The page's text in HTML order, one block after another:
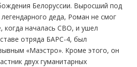
Белоруссии. Выросший под
деда, Роман не смог
когда началась СВО, и ушел
отряда БАРС-4, был
«Маэстро». Кроме этого, он
двух гуманитарных